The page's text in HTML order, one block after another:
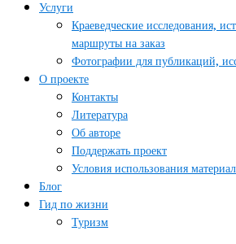
Услуги
Краеведческие исследования,
маршруты на заказ
Фотографии для публикаций,
О проекте
Контакты
Литература
Об авторе
Поддержать проект
Условия использования
Блог
Гид по жизни
Туризм